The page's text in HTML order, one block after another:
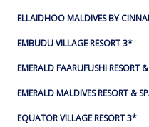
ELLAIDHOO MALDIVES BY
EMBUDU VILLAGE RESORT 3*
EMERALD FAARUFUSHI RESORT
EMERALD MALDIVES RESORT &
EQUATOR VILLAGE RESORT 3*